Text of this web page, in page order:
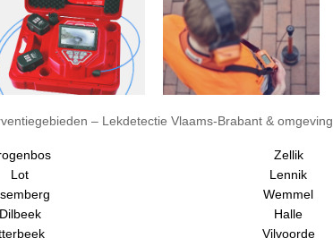
– Lekdetectie Vlaams-Brabant & omgeving
Lot
Dilbeek
Zellik
Lennik
Wemmel
Halle
Vilvoorde